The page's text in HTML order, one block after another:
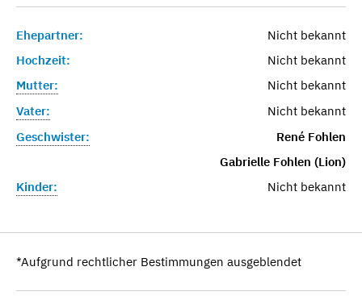
Ehepartner:
Nicht bekannt
Hochzeit:
Nicht bekannt
Mutter:
Nicht bekannt
Vater:
Nicht bekannt
Geschwister:
René Fohlen
Gabrielle Fohlen (Lion)
Kinder:
Nicht bekannt
*Aufgrund rechtlicher Bestimmungen ausgeblendet